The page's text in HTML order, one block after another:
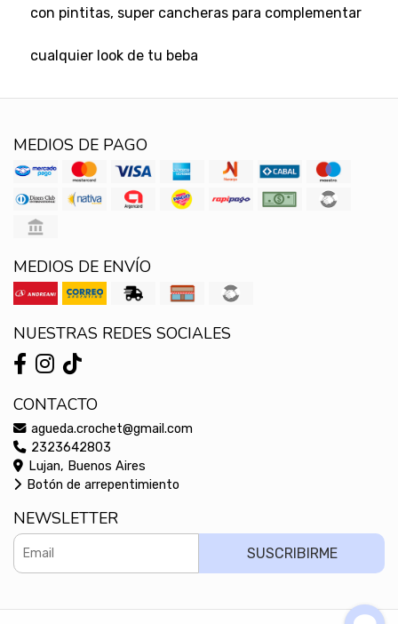
con pintitas, super cancheras para complementar
cualquier look de tu beba
MEDIOS DE PAGO
MEDIOS DE ENVÍO
NUESTRAS REDES SOCIALES
CONTACTO
agueda.crochet@gmail.com
2323642803
Lujan, Buenos Aires
Botón de arrepentimiento
NEWSLETTER
SUSCRIBIRME